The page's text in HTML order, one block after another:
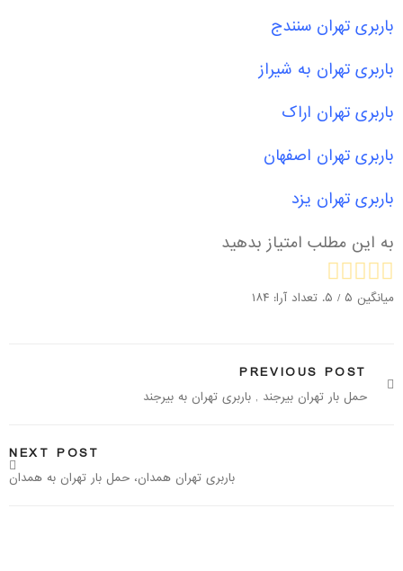
باربری تهران سنندج
باربری تهران به شیراز
باربری تهران اراک
باربری تهران اصفهان
باربری تهران یزد
به این مطلب امتیاز بدهید
میانگین ۵ / ۵. تعداد آرا: ۱۸۴
PREVIOUS POST
حمل بار تهران بیرجند , باربری تهران به بیرجند
NEXT POST
باربری تهران همدان، حمل بار تهران به همدان